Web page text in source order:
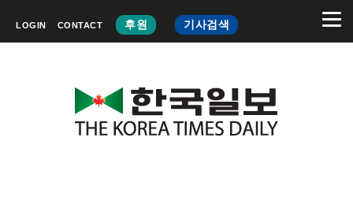
LOGIN CONTACT 후원 기사검색